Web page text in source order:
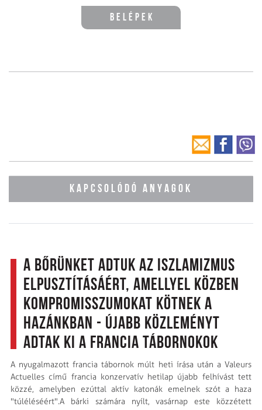
Belépek
KAPCSOLÓDÓ ANYAGOK
A bőrünket adtuk az iszlamizmus
elpusztításáért, amellyel közben
kompromisszumokat kötnek a
hazánkban - újabb közleményt
adtak ki a francia tábornokok
A nyugalmazott francia tábornok múlt heti írása után a Valeurs
Actuelles című francia konzervatív hetilap újabb felhívást tett
közzé, amelyben ezúttal aktív katonák emelnek szót a haza
"túléléséért".A bárki számára nyílt, vasárnap este közzétett